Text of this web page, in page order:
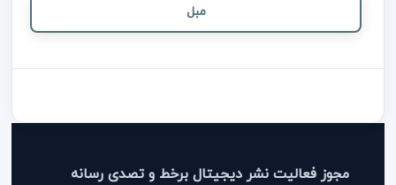
مبل
مجوز فعالیت نشر دیجیتال برخط و تصدی رسانه